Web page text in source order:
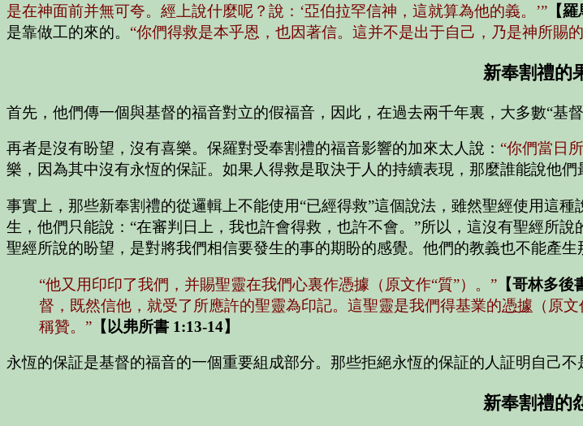
是在神面前并無可夸。經上說什麼呢？說：‘亞伯拉罕信神，這就算為他的義。’” 【
是靠做工的來的。 “你們得救是本乎恩，也因著信。這并不是出于自己，乃是神所賜
新奉割禮的
首先，他們傳一個與基督的福音對立的假福音，因此，在過去兩千年裏，大多數“基
再者是沒有盼望，沒有喜樂。保羅對受奉割禮的福音影響的加來太人說： “你們當日
樂，因為其中沒有永恆的保証。如果人得救是取決于人的持續表現，那麼誰能說他
事實上，那些新奉割禮的從邏輯上不能使用“已經得救”這個說法，雖然聖經使用這
生，他們只能說：“在審判日上，我也許會得救，也許不會。”所以，這沒有聖經所
聖經所說的盼望，是對將我們相信要發生的事的期盼的感覺。他們的教義也不能產
“他又用印印了我們，并賜聖靈在我們心裏作憑據（原文作“質”）。” 【哥林多後
督，既然信他，就受了所應許的聖靈為印記。這聖靈是我們得基業的憑據 （原
稱贊。” 【以弗所書 1:13-14】
永恆的保証是基督的福音的一個重要組成部分。那些拒絕永恆的保証的人証明自己不
新奉割禮的